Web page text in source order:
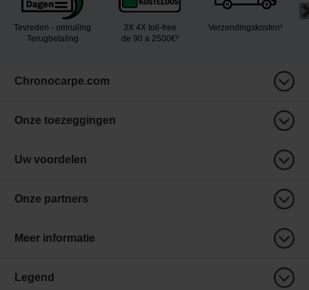
Tevreden - omruiling
Terugbetaling
3X 4X toll-free
de 90 a 2500€²
Verzendingskosten¹
Chronocarpe.com
Onze toezeggingen
Uw voordelen
Onze partners
Meer informatie
Legend